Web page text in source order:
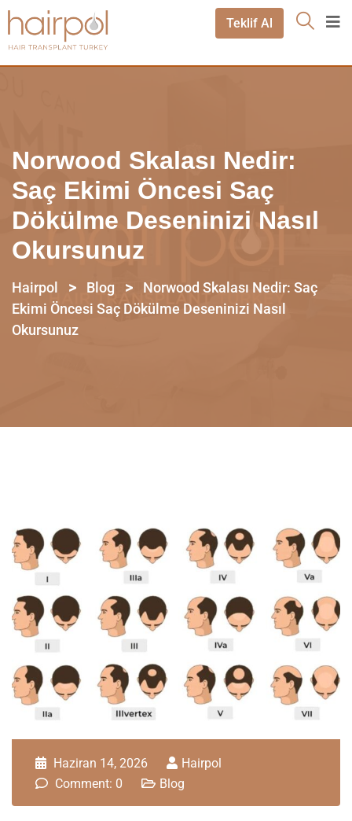
Teklif Al
Norwood Skalası Nedir:
Saç Ekimi Öncesi Saç
Dökülme Deseninizi Nasıl
Okursunuz
Hairpol > Blog >
Norwood Skalası Nedir: Saç
Ekimi Öncesi Saç Dökülme Deseninizi Nasıl
Okursunuz
Haziran 14, 2026
Hairpol
Comment: 0
Blog